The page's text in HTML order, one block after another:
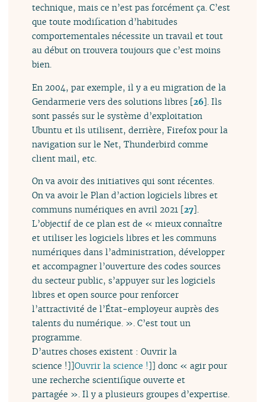
technique, mais ce n’est pas forcément ça. C’est
que toute modification d’habitudes
comportementales nécessite un travail et tout
au début on trouvera toujours que c’est moins
bien.
En 2004, par exemple, il y a eu migration de la
Gendarmerie vers des solutions libres [26]. Ils
sont passés sur le système d’exploitation
Ubuntu et ils utilisent, derrière, Firefox pour la
navigation sur le Net, Thunderbird comme
client mail, etc.
On va avoir des initiatives qui sont récentes.
On va avoir le Plan d’action logiciels libres et
communs numériques en avril 2021 [27].
L’objectif de ce plan est de « mieux connaître
et utiliser les logiciels libres et les communs
numériques dans l’administration, développer
et accompagner l’ouverture des codes sources
du secteur public, s’appuyer sur les logiciels
libres et open source pour renforcer
l’attractivité de l’État-employeur auprès des
talents du numérique. ». C’est tout un
programme.
D’autres choses existent : Ouvrir la
science !]]Ouvrir la science !]] donc « agir pour
une recherche scientifique ouverte et
partagée ». Il y a plusieurs groupes d’expertise.